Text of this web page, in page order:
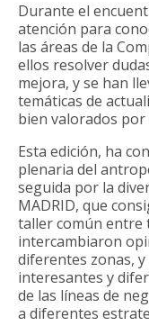
Durante el
atención para
las áreas de la
ellos resolver
mejora, y se han
temáticas de
bien valorados por
Esta edición, ha
plenaria del
seguida por la
MADRID, que
taller común entre
intercambiaron
diferentes zonas,
interesantes y
de las líneas de
a diferentes